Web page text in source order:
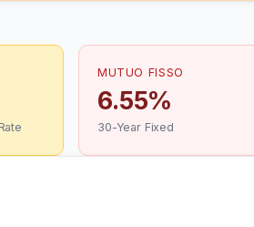
MUTUO FISSO
6.55%
30-Year Fixed